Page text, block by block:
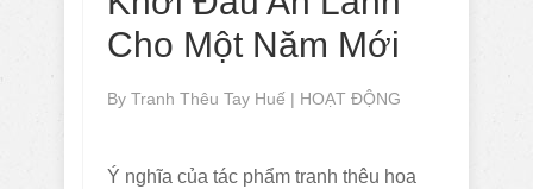
Cho Một Năm Mới
By Tranh Thêu Tay Huế | HOẠT ĐỘNG
Ý nghĩa của tác phẩm tranh thêu hoa